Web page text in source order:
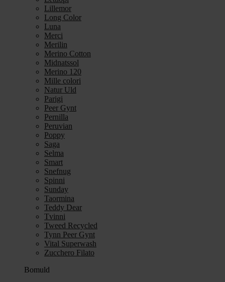
Lillemor
Long Color
Luna
Merci
Merilin
Merino Cotton
Midnatssol
Merino 120
Mille colori
Natur Uld
Parigi
Peer Gynt
Pernilla
Peruvian
Poppy
Saga
Selma
Smart
Snefnug
Spinni
Sunday
Taormina
Teddy Dear
Tvinni
Tweed Recycled
Tynn Peer Gynt
Vital Superwash
Zucchero Filato
Bomuld